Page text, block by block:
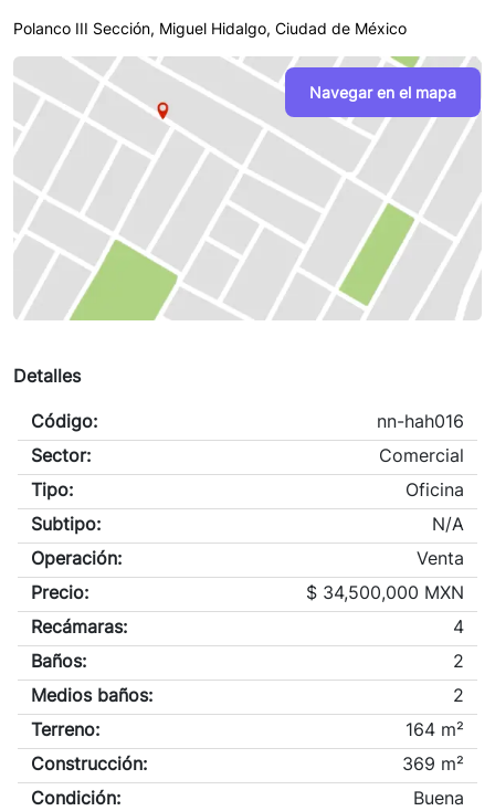
Polanco III Sección, Miguel Hidalgo, Ciudad de México
Navegar en el mapa
Detalles
Código:
nn-hah016
Sector:
Comercial
Tipo:
Oficina
Subtipo:
N/A
Operación:
Venta
Precio:
$ 34,500,000 MXN
Recámaras:
4
Baños:
2
Medios baños:
2
Terreno:
164 m²
Construcción:
369 m²
Condición:
Buena